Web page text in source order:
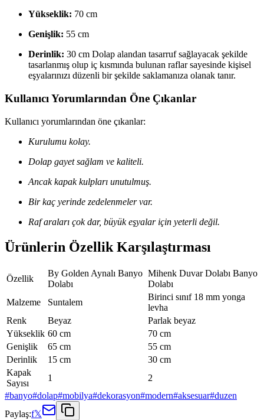
Yükseklik: 70 cm
Genişlik: 55 cm
Derinlik: 30 cm Dolap alandan tasarruf sağlayacak şekilde
tasarlanmış olup iç kısmında bulunan raflar sayesinde kişisel
eşyalarınızı düzenli bir şekilde saklamanıza olanak tanır.
Kullanıcı Yorumlarından Öne Çıkanlar
Kullanıcı yorumlarından öne çıkanlar:
Kurulumu kolay.
Dolap gayet sağlam ve kaliteli.
Ancak kapak kulpları unutulmuş.
Bir kaç yerinde zedelenmeler var.
Raf araları çok dar, büyük eşyalar için yeterli değil.
Ürünlerin Özellik Karşılaştırması
Özellik
By Golden Aynalı Banyo
Dolabı
Mihenk Duvar Dolabı Banyo
Dolabı
Malzeme
Suntalem
Birinci sınıf 18 mm yonga
levha
Renk
Beyaz
Parlak beyaz
Yükseklik 60 cm
70 cm
Genişlik
65 cm
55 cm
Derinlik
15 cm
30 cm
Kapak
Sayısı
1
2
#banyo#dolap#mobilya#dekorasyon#modern#aksesuar#duzen
Paylaş:f𝕏